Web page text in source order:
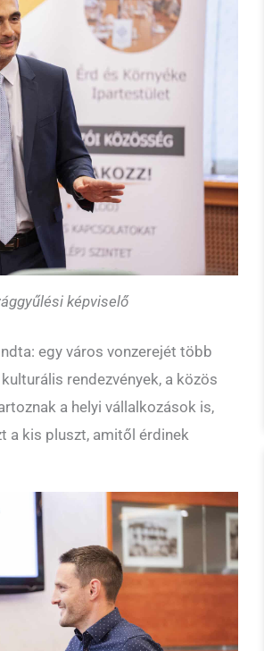
képviselő
egy város vonzerejét több
rendezvények, a közös
a helyi vállalkozások is,
a kis pluszt, amitől érdinek